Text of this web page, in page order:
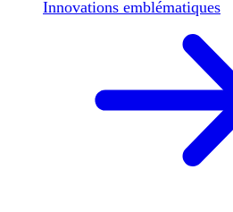
Innovations emblématiques